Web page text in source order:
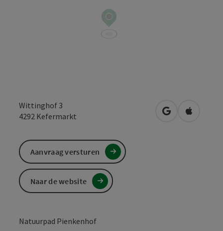
Wittinghof 3
4292 Kefermarkt Openen inOpenen
Natuurpad Pienkenhof
Aanvraag versturen
Naar de website